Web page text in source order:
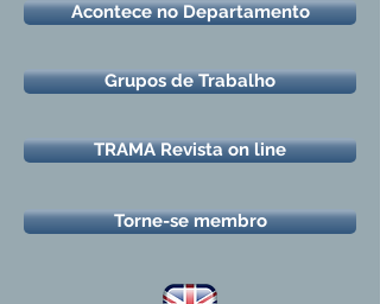
Acontece no Departamento
Grupos de Trabalho
TRAMA Revista on line
Torne-se membro